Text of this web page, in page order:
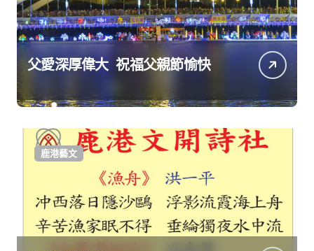
父愛深厚偉大 祝福父親節愉快
鹿港藝文